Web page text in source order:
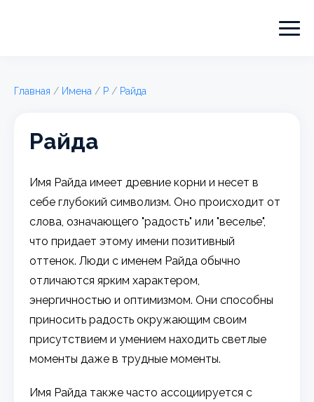
Главная / Имена / Р / Райда
Райда
Имя Райда имеет древние корни и несет в
себе глубокий символизм. Оно происходит от
слова, означающего "радость" или "веселье",
что придает этому имени позитивный
оттенок. Люди с именем Райда обычно
отличаются ярким характером,
энергичностью и оптимизмом. Они способны
приносить радость окружающим своим
присутствием и умением находить светлые
моменты даже в трудные моменты.
Имя Райда также часто ассоциируется с